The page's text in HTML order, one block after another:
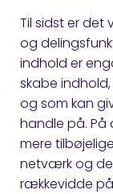
Til sidst er det
og
indhold er
skabe
og som kan
handle på.
mere
netværk og
rækkevidde